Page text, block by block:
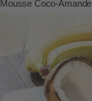
Mousse Coco-Amande